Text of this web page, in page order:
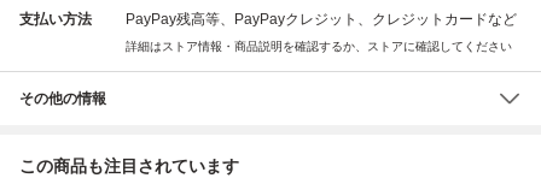
支払い方法 PayPay残高等、PayPayクレジット、クレジットカードなど
詳細はストア情報・商品説明を確認するか、ストアに確認してください
その他の情報
この商品も注目されています